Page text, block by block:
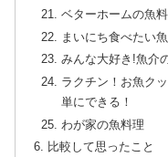
ベターホームの魚
まいにち食べたい
みんな大好き!魚介
ラクチン！お魚ク
単にできる！
わが家の魚料理
比較して思ったこと